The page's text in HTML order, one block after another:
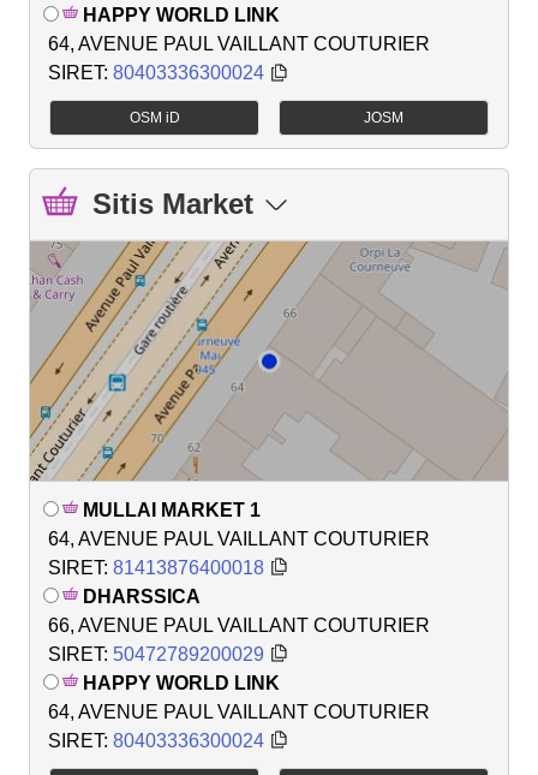
HAPPY WORLD LINK
64, AVENUE PAUL VAILLANT COUTURIER
SIRET: 80403336300024
OSM iD JOSM
Sitis Market
MULLAI MARKET 1
64, AVENUE PAUL VAILLANT COUTURIER
SIRET: 81413876400018
DHARSSICA
66, AVENUE PAUL VAILLANT COUTURIER
SIRET: 50472789200029
HAPPY WORLD LINK
64, AVENUE PAUL VAILLANT COUTURIER
SIRET: 80403336300024